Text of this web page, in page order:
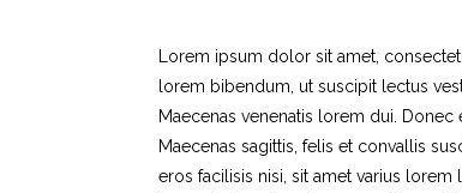
Lorem ipsum dolor sit amet,
lorem bibendum, ut suscipit lectus
Maecenas venenatis lorem dui.
Maecenas sagittis, felis et convallis
eros facilisis nisi, sit amet varius